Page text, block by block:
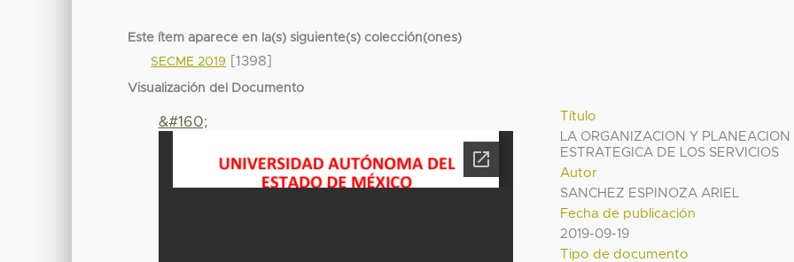
Este ítem aparece en la(s) siguiente(s) colección(ones)
SECME 2019
[1398]
Visualización del Documento
Título
LA ORGANIZACION Y PLANEACION
ESTRATEGICA DE LOS SERVICIOS
Autor
SANCHEZ ESPINOZA ARIEL
Fecha de publicación
2019-09-19
Tipo de documento
&#160;